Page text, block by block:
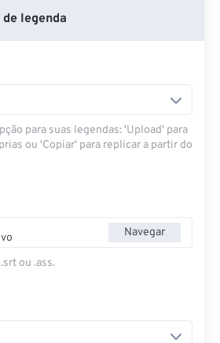
legenda
para suas legendas: 'Upload' para
ou 'Copiar' para replicar a partir do
Navegar
ou .ass.